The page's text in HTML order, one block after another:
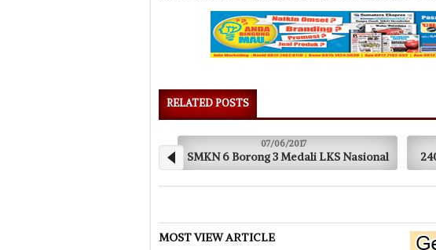
RELATED POSTS
SMKN 6 Borong 3 Medali LKS Nasional 240 Santri Tahfidz Al Quran
MOST VIEW ARTICLE